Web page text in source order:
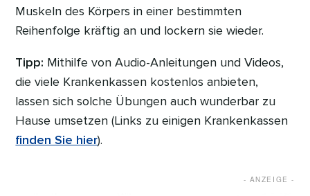
Muskeln des Körpers in einer bestimmten
Reihenfolge kräftig an und lockern sie wieder.
Tipp: Mithilfe von Audio-Anleitungen und Videos,
die viele Krankenkassen kostenlos anbieten,
lassen sich solche Übungen auch wunderbar zu
Hause umsetzen (Links zu einigen Krankenkassen
finden Sie hier).